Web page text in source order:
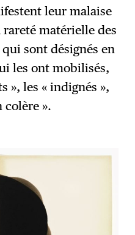
leur malaise
matérielle des
sont désignés en
les ont mobilisés,
», les « indignés »,
colère ».